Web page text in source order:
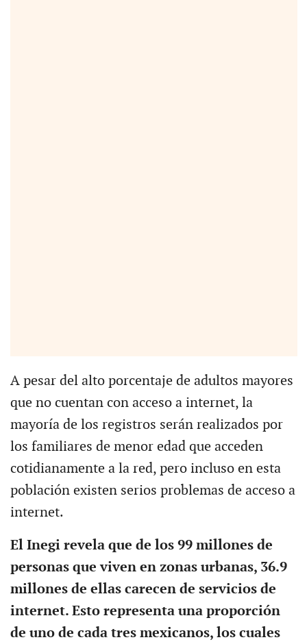
A pesar del alto porcentaje de adultos mayores
que no cuentan con acceso a internet, la
mayoría de los registros serán realizados por
los familiares de menor edad que acceden
cotidianamente a la red, pero incluso en esta
población existen serios problemas de acceso a
internet.
El Inegi revela que de los 99 millones de
personas que viven en zonas urbanas, 36.9
millones de ellas carecen de servicios de
internet. Esto representa una proporción
de uno de cada tres mexicanos, los cuales